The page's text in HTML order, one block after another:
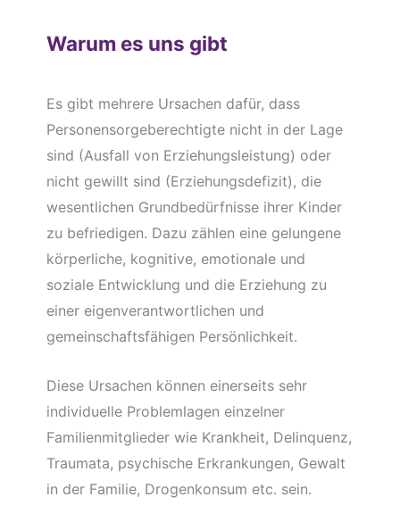
Warum es uns gibt
Es gibt mehrere Ursachen dafür, dass
Personensorgeberechtigte nicht in der Lage
sind (Ausfall von Erziehungsleistung) oder
nicht gewillt sind (Erziehungsdefizit), die
wesentlichen Grundbedürfnisse ihrer Kinder
zu befriedigen. Dazu zählen eine gelungene
körperliche, kognitive, emotionale und
soziale Entwicklung und die Erziehung zu
einer eigenverantwortlichen und
gemeinschaftsfähigen Persönlichkeit.
Diese Ursachen können einerseits sehr
individuelle Problemlagen einzelner
Familienmitglieder wie Krankheit, Delinquenz,
Traumata, psychische Erkrankungen, Gewalt
in der Familie, Drogenkonsum etc. sein.